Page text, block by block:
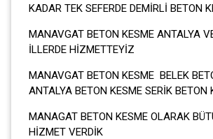
KADAR TEK SEFERDE DEMİRLİ BETON
MANAVGAT BETON KESME ANTALYA
İLLERDE HİZMETTEYİZ
MANAVGAT BETON KESME BELEK
ANTALYA BETON KESME SERİK BETON
MANAGAT BETON KESME OLARAK
HİZMET VERDİK